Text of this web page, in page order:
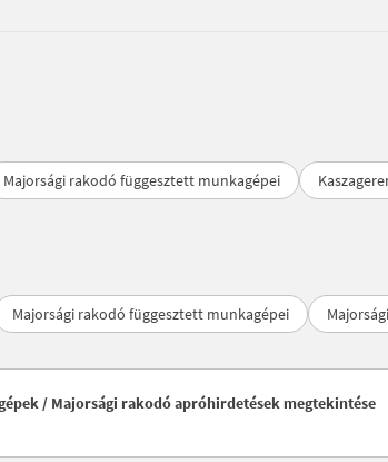
Majorsági rakodó függesztett munkagépei
Majorsági rakodó függesztett munkagépei
/ Majorsági rakodó apróhirdetések megtekintése